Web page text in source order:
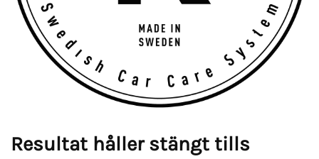
Resultat håller stängt tills